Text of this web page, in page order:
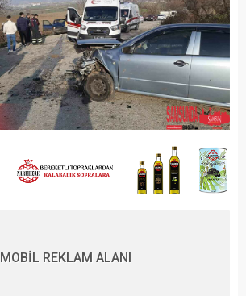
MOBİL REKLAM ALANI